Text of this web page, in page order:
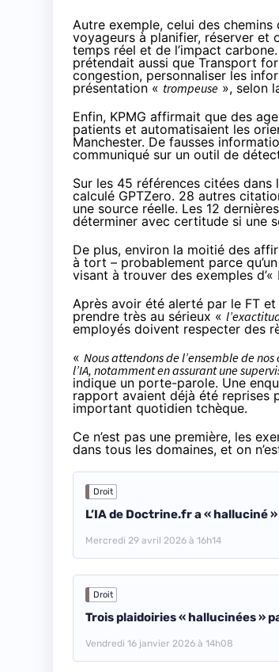
Autre exemple, celui des
voyageurs à planifier, réserver et
temps réel et de l’impact
prétendait aussi que Transport
congestion, personnaliser les
présentation « trompeuse », selon
Enfin, KPMG affirmait que des
patients et automatisaient les
Manchester. De fausses
communiqué sur un outil de
Sur les 45 références citées
calculé GPTZero. 28 autres
une source réelle. Les 12
déterminer avec certitude si une
De plus, environ la moitié des
à tort – probablement parce
visant à trouver des exemples
Après avoir été alerté par le FT
prendre très au sérieux «
employés doivent respecter des
« Nous attendons de l’ensemble de
l’IA, notamment en assurant une
indique un porte-parole. Une
rapport avaient déjà été reprises
important quotidien tchèque.
Ce n’est pas une première, les
dans tous les domaines, et on
Droit
L’IA de Doctrine.fr a « halluciné
Mercredi 29 avril 2026 à 16h14
Droit
Trois plaidoiries « hallucinées »
Vendredi 16 janvier 2026 à 14h08